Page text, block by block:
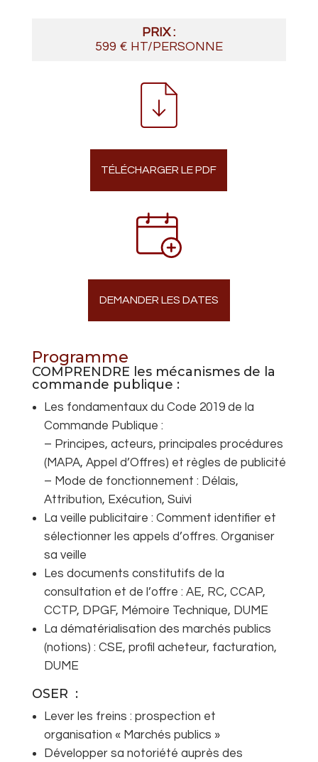
PRIX :
599 € HT/PERSONNE
TÉLÉCHARGER LE PDF
DEMANDER LES DATES
Programme
COMPRENDRE les mécanismes de la
commande publique :
Les fondamentaux du Code 2019 de la
Commande Publique :
– Principes, acteurs, principales procédures
(MAPA, Appel d’Offres) et règles de publicité
– Mode de fonctionnement : Délais,
Attribution, Exécution, Suivi
La veille publicitaire : Comment identifier et
sélectionner les appels d’offres. Organiser
sa veille
Les documents constitutifs de la
consultation et de l’offre : AE, RC, CCAP,
CCTP, DPGF, Mémoire Technique, DUME
La dématérialisation des marchés publics
(notions) : CSE, profil acheteur, facturation,
DUME
OSER :
Lever les freins : prospection et
organisation « Marchés publics »
Développer sa notoriété auprès des